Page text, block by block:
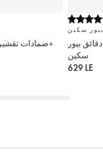
ضمادات تقشير وتنظيف البشرة بروسيوتيكالز نوفاج+
بيور سكين
ماسك الطمي الذي يتحكم في الزيوت في ٥ دقائق بيور
سكين
629 LE